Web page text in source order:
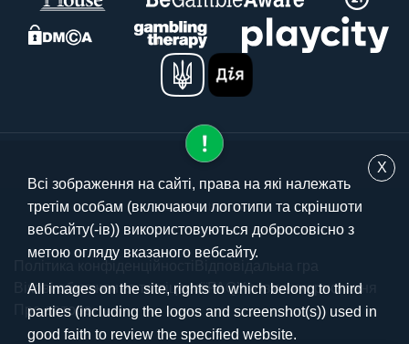
© 2025 stavki.ua
Вікові обмеження та ліцензіїFAQУмови використання
Про автора
X
Всі зображення на сайті, права на які належать
третім особам (включаючи логотипи та скріншоти
вебсайту(-ів)) використовуються добросовісно з
метою огляду вказаного вебсайту.
All images on the site, rights to which belong to third
parties (including the logos and screenshot(s)) used in
good faith to review the specified website.